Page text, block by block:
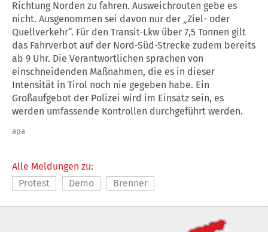
Richtung Norden zu fahren. Ausweichrouten gebe es
nicht. Ausgenommen sei davon nur der „Ziel- oder
Quellverkehr“. Für den Transit-Lkw über 7,5 Tonnen gilt
das Fahrverbot auf der Nord-Süd-Strecke zudem bereits
ab 9 Uhr. Die Verantwortlichen sprachen von
einschneidenden Maßnahmen, die es in dieser
Intensität in Tirol noch nie gegeben habe. Ein
Großaufgebot der Polizei wird im Einsatz sein, es
werden umfassende Kontrollen durchgeführt werden.
apa
Alle Meldungen zu:
Protest
Demo Brenner